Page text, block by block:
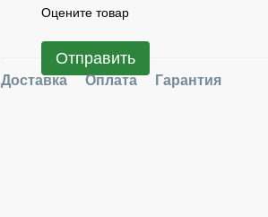
Оцените товар
Отправить
Доставка Оплата Гарантия